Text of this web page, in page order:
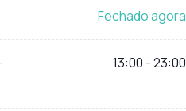
Fechado agora
13:00 - 23:00